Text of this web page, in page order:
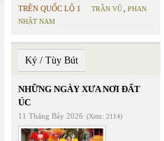
TRÊN QUỐC LỘ 1
TRẦN VŨ
PHAN
NHẬT NAM
Ký / Tùy Bút
NHỮNG NGÀY XƯA NƠI ĐẤT
ÚC
11 Tháng Bảy 2026 (Xem: 2114)